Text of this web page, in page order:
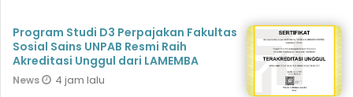
Program Studi D3 Perpajakan Fakultas
Sosial Sains UNPAB Resmi Raih
Akreditasi Unggul dari LAMEMBA
News 4 jam lalu